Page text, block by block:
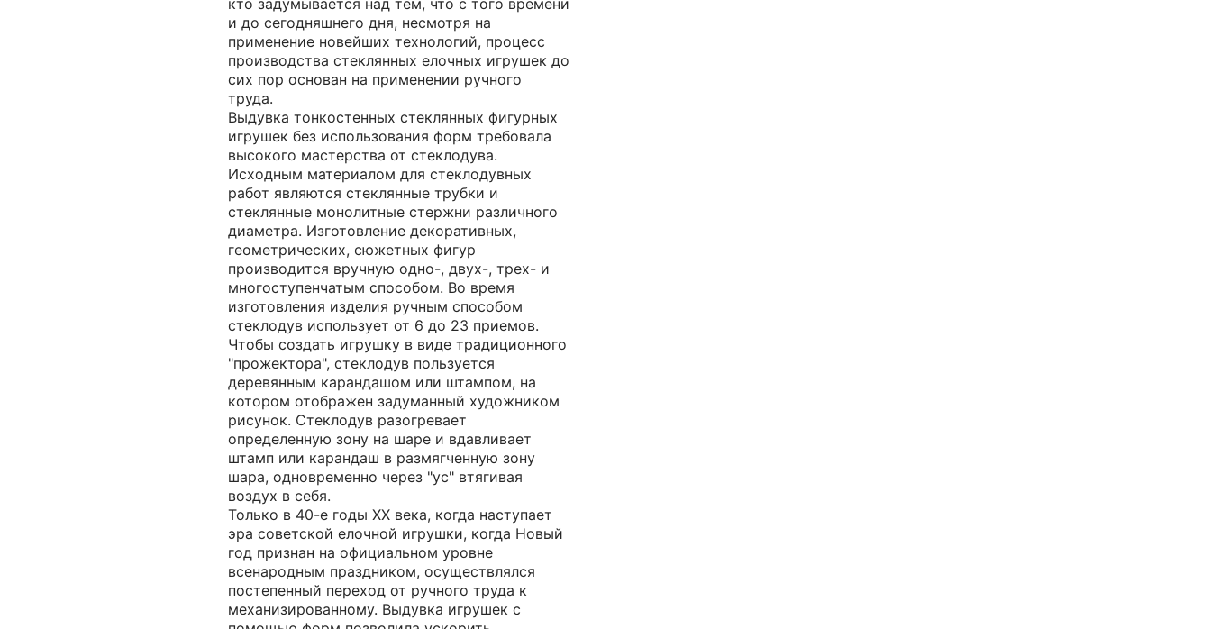
кто задумывается над тем, что с того времени
и до сегодняшнего дня, несмотря на
применение новейших технологий, процесс
производства стеклянных елочных игрушек до
сих пор основан на применении ручного
труда.
Выдувка тонкостенных стеклянных фигурных
игрушек без использования форм требовала
высокого мастерства от стеклодува.
Исходным материалом для стеклодувных
работ являются стеклянные трубки и
стеклянные монолитные стержни различного
диаметра. Изготовление декоративных,
геометрических, сюжетных фигур
производится вручную одно-, двух-, трех- и
многоступенчатым способом. Во время
изготовления изделия ручным способом
стеклодув использует от 6 до 23 приемов.
Чтобы создать игрушку в виде традиционного
"прожектора", стеклодув пользуется
деревянным карандашом или штампом, на
котором отображен задуманный художником
рисунок. Стеклодув разогревает
определенную зону на шаре и вдавливает
штамп или карандаш в размягченную зону
шара, одновременно через "ус" втягивая
воздух в себя.
Только в 40-е годы ХХ века, когда наступает
эра советской елочной игрушки, когда Новый
год признан на официальном уровне
всенародным праздником, осуществлялся
постепенный переход от ручного труда к
механизированному. Выдувка игрушек с